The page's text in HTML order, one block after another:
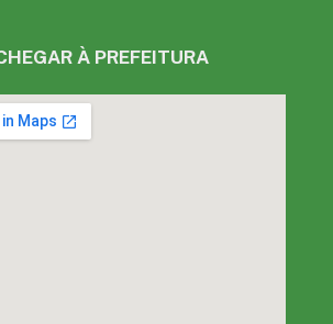
À PREFEITURA